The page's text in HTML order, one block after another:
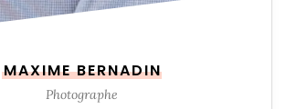
MAXIME BERNADIN
Photographe